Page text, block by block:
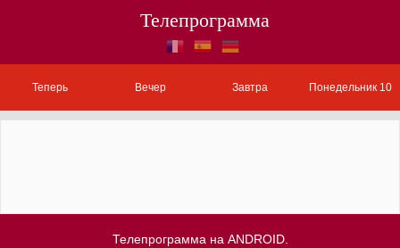
Телепрограмма
Теперь Вечер Завтра Понедельник 10
Телепрограмма на ANDROID.